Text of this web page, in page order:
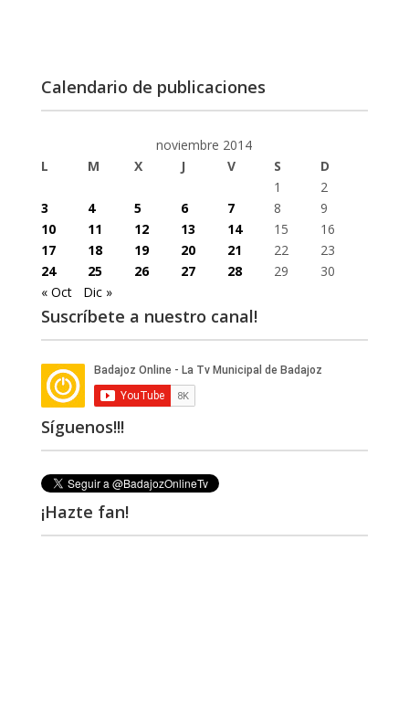
Calendario de publicaciones
noviembre 2014
L
M X J V S
D
1
2
3
4 5 6 7 8
9
10
11 12 13 14 15
16
17
18 19 20 21 22
23
24
25 26 27 28 29
30
« Oct
Dic »
Suscríbete a nuestro canal!
Síguenos!!!
¡Hazte fan!